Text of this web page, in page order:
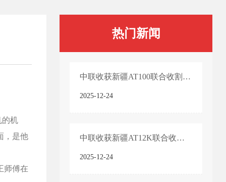
的机
，是他
师傅在
热门新闻
中联收获新疆AT100联合收割机产品技术亮点
2025-12-24
中联收获新疆AT12K联合收割机产品技术亮点
2025-12-24